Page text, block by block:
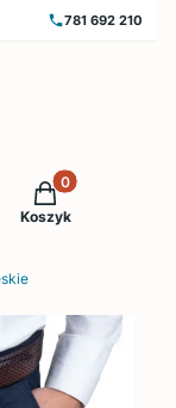
781 692 210
Produkty w
Koszyk